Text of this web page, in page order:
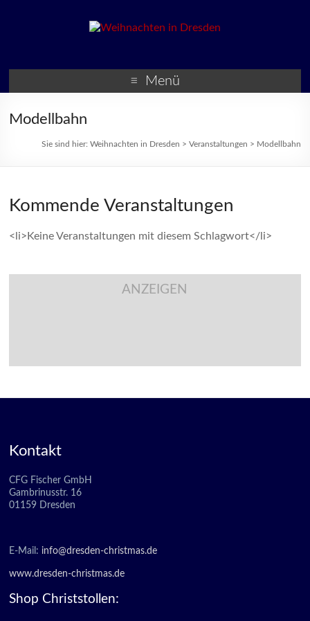
Veranstaltungen zur
Weihnachtszeit
Menü
Modellbahn
Sie sind hier: Weihnachten in Dresden > Veranstaltungen > Modellbahn
Kommende Veranstaltungen
<li>Keine Veranstaltungen mit diesem Schlagwort</li>
ANZEIGEN
Kontakt
CFG Fischer GmbH
Gambrinusstr. 16
01159 Dresden
E-Mail: info@dresden-christmas.de
www.dresden-christmas.de
Shop Christstollen: